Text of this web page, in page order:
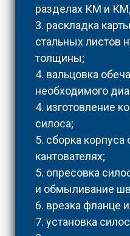
разделах КМ и
3. раскладка
стальных листов
толщины;
4. вальцовка
необходимого
4. изготовление
силоса;
5. сборка корпуса
кантователях;
5. опресовка
и обмыливание
6. врезка фланце
7. установка